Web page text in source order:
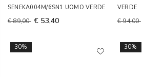
SENEKA004M/6SN1 UOMO VERDE
€ 89,00 € 53,40
VERDE
€ 94,00
30% 30%